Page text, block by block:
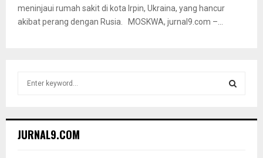
meninjaui rumah sakit di kota Irpin, Ukraina, yang hancur
akibat perang dengan Rusia. MOSKWA, jurnal9.com –...
h
JURNAL9.COM